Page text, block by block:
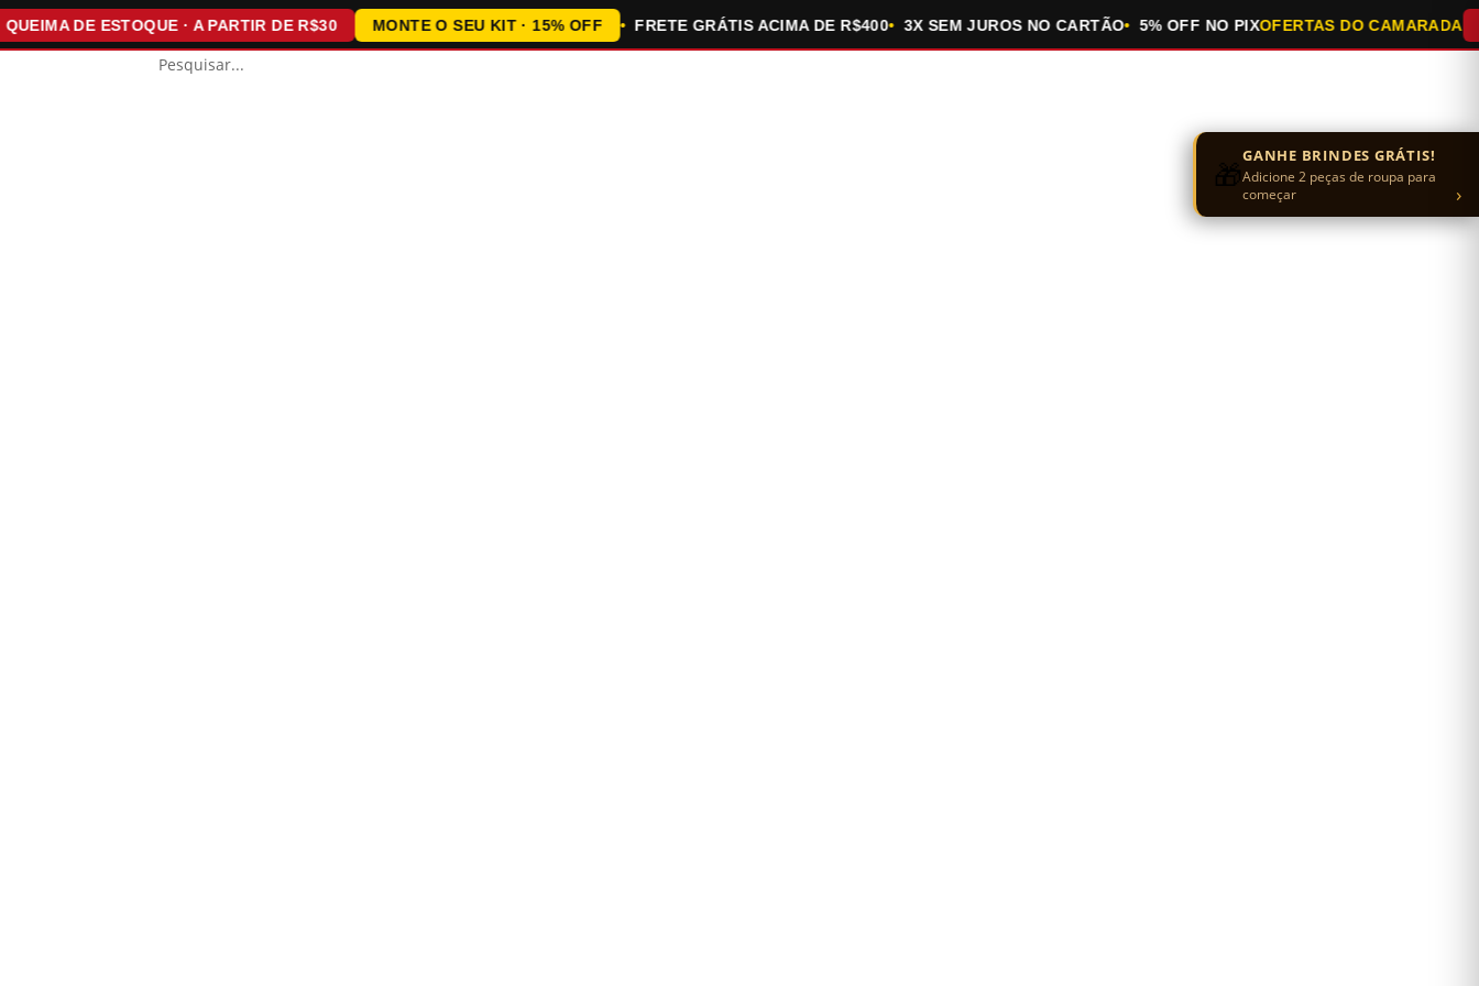
DE ESTOQUE · A PARTIR DE R$30 MONTE O SEU KIT · 15% OFF FRETE GRÁTIS ACIMA DE R$400 3X SEM JUROS NO CARTÃO 5% OFF NO PIXOFERTAS DO CAMARADA
🎁GANHE BRINDES GRÁTIS!
Adicione 2 peças de roupa para
começar
›